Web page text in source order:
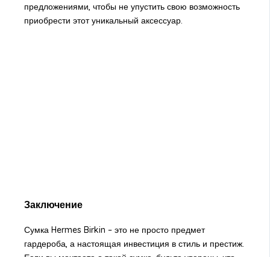
предложениями, чтобы не упустить свою возможность
приобрести этот уникальный аксессуар.
Заключение
Сумка Hermes Birkin – это не просто предмет
гардероба, а настоящая инвестиция в стиль и престиж.